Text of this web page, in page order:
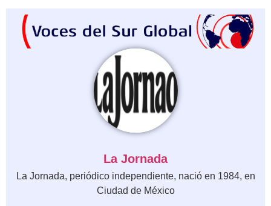
La Jornada
La Jornada, periódico independiente, nació en 1984, en
Ciudad de México